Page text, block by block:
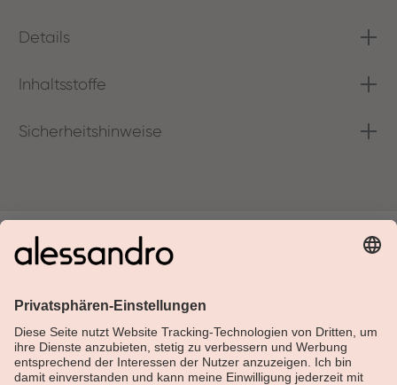
Details
Inhaltsstoffe
Sicherheitshinweise
Über Alessandro
Shop